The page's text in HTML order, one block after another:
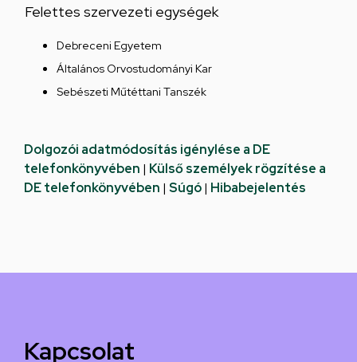
Felettes szervezeti egységek
Debreceni Egyetem
Általános Orvostudományi Kar
Sebészeti Műtéttani Tanszék
Dolgozói adatmódosítás igénylése a DE
telefonkönyvében | Külső személyek rögzítése a
DE telefonkönyvében | Súgó| Hibabejelentés
Kapcsolat